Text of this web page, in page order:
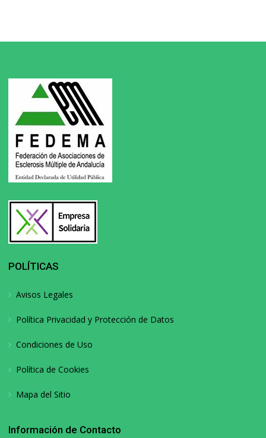
POLÍTICAS
Avisos Legales
Política Privacidad y Protección de Datos
Condiciones de Uso
Política de Cookies
Mapa del Sitio
Información de Contacto